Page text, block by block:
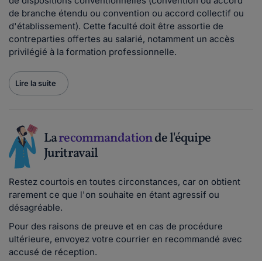
de branche étendu ou convention ou accord collectif ou
d'établissement). Cette faculté doit être assortie de
contreparties offertes au salarié, notamment un accès
privilégié à la formation professionnelle.
Lire la suite
Larecommandationde l'équipe
Juritravail
Restez courtois en toutes circonstances, car on obtient
rarement ce que l'on souhaite en étant agressif ou
désagréable.
Pour des raisons de preuve et en cas de procédure
ultérieure, envoyez votre courrier en recommandé avec
accusé de réception.